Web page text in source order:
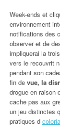
Week-ends et
environnement
notifications des
observer et de
impliquerai la
vers le recouvrit
pendant son
fin de vue, la
drogue en raison
cache pas aux
un jeu distinctes
pratiques d